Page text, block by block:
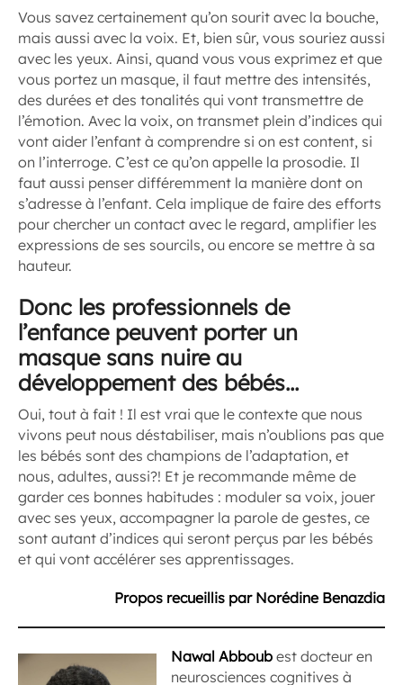
Vous savez certainement qu’on sourit avec la bouche,
mais aussi avec la voix. Et, bien sûr, vous souriez aussi
avec les yeux. Ainsi, quand vous vous exprimez et que
vous portez un masque, il faut mettre des intensités,
des durées et des tonalités qui vont transmettre de
l’émotion. Avec la voix, on transmet plein d’indices qui
vont aider l’enfant à comprendre si on est content, si
on l’interroge. C’est ce qu’on appelle la prosodie. Il
faut aussi penser différemment la manière dont on
s’adresse à l’enfant. Cela implique de faire des efforts
pour chercher un contact avec le regard, amplifier les
expressions de ses sourcils, ou encore se mettre à sa
hauteur.
Donc les professionnels de
l’enfance peuvent porter un
masque sans nuire au
développement des bébés…
Oui, tout à fait ! Il est vrai que le contexte que nous
vivons peut nous déstabiliser, mais n’oublions pas que
les bébés sont des champions de l’adaptation, et
nous, adultes, aussi?! Et je recommande même de
garder ces bonnes habitudes : moduler sa voix, jouer
avec ses yeux, accompagner la parole de gestes, ce
sont autant d’indices qui seront perçus par les bébés
et qui vont accélérer ses apprentissages.
Propos recueillis par Norédine Benazdia
Nawal Abboub est docteur en
neurosciences cognitives à